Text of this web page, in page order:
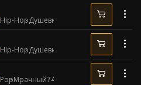
Hip-HopДушевный
Hip-HopДушевный
PopМрачный74 BPM